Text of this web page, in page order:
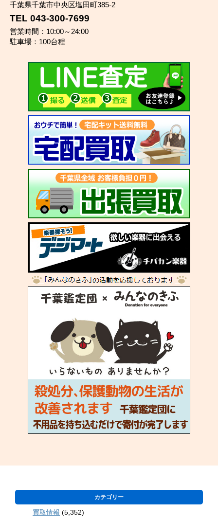
千葉県千葉市中央区塩田町385-2
TEL 043-300-7699
営業時間：10:00～24:00
駐車場：100台程
カテゴリー
買取情報 (5,352)